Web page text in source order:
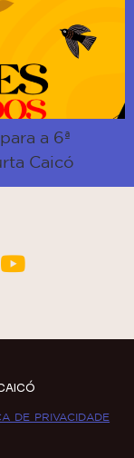
a 6ª
Caicó
DE PRIVACIDADE